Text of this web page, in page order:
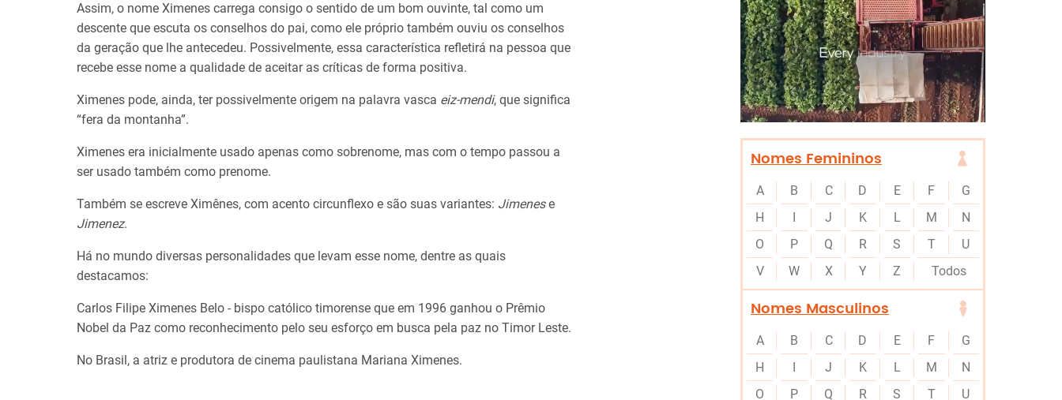
Assim, o nome Ximenes carrega consigo o sentido de um bom ouvinte, tal como um
descente que escuta os conselhos do pai, como ele próprio também ouviu os conselhos
da geração que lhe antecedeu. Possivelmente, essa característica refletirá na pessoa que
recebe esse nome a qualidade de aceitar as críticas de forma positiva.
Ximenes pode, ainda, ter possivelmente origem na palavra vasca eiz-mendi, que significa
“fera da montanha”.
Ximenes era inicialmente usado apenas como sobrenome, mas com o tempo passou a
ser usado também como prenome.
Também se escreve Ximênes, com acento circunflexo e são suas variantes: Jimenese
Jimenez.
Há no mundo diversas personalidades que levam esse nome, dentre as quais
destacamos:
Carlos Filipe Ximenes Belo - bispo católico timorense que em 1996 ganhou o Prêmio
Nobel da Paz como reconhecimento pelo seu esforço em busca pela paz no Timor Leste.
No Brasil, a atriz e produtora de cinema paulistana Mariana Ximenes.
Nomes Femininos
A B C D E F
G
H
I J K L M
N
O
P Q R S T
U
V
W X Y Z Todos
Nomes Masculinos
A B C D E F
G
H
I J K L M
N
O
P Q R S T
U